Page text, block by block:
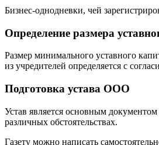
Бизнес-однодневки, чей
Определение размера
Размер минимального уставного
из учредителей определяется с
Подготовка устава ООО
Устав является основным
различных обстоятельствах.
Газету можно написать